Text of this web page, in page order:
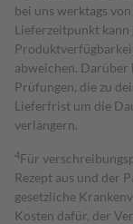
bei uns werktags
Lieferzeitpunkt kann
abweichen. Darüber
Prüfungen, die zu
Lieferfrist um die
verlängern.
4Für
Rezept aus und der
gesetzliche
Kosten dafür, der